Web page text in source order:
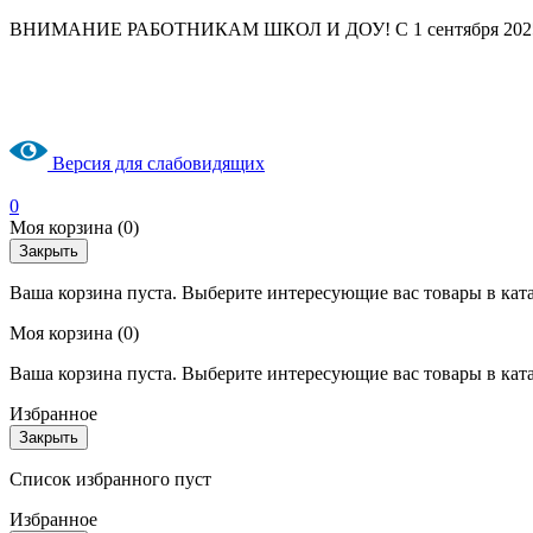
ВНИМАНИЕ РАБОТНИКАМ ШКОЛ И ДОУ! С 1 сентября 2025
Версия для слабовидящих
0
Моя корзина (0)
Закрыть
Ваша корзина пуста. Выберите интересующие вас товары в
Моя корзина (0)
Ваша корзина пуста. Выберите интересующие вас товары в
Избранное
Закрыть
Список избранного пуст
Избранное